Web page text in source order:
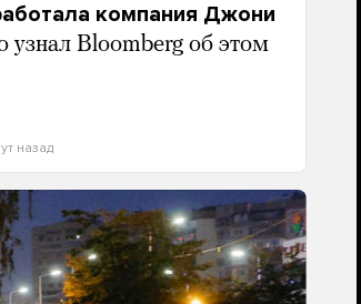
компания Джони
узнал Bloomberg об этом
назад